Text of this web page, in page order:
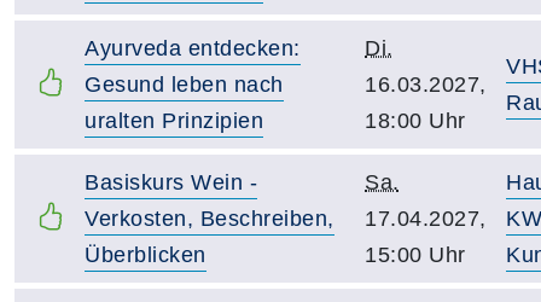
Ayurveda entdecken:
Gesund leben nach
uralten Prinzipien
Di.
16.03.2027,
18:00 Uhr
Basiskurs Wein -
Verkosten, Beschreiben,
Überblicken
Sa.
17.04.2027,
15:00 Uhr